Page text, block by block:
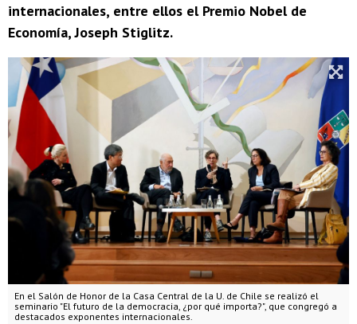
internacionales, entre ellos el Premio Nobel de
Economía, Joseph Stiglitz.
En el Salón de Honor de la Casa Central de la U. de Chile se realizó el
seminario "El futuro de la democracia, ¿por qué importa?", que congregó a
destacados exponentes internacionales.